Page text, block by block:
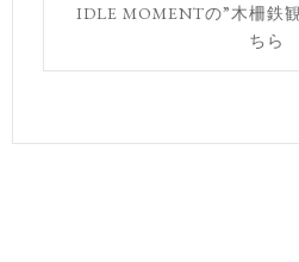
IDLE MOMENTの”木柵鉄
ちら